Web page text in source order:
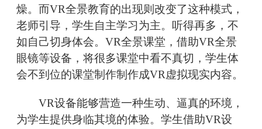
燥。而VR全景教育的出现则改变了这种模式，
老师引导，学生自主学习为主。听得再多，不
如自己切身体会。VR全景课堂，借助VR全景
眼镜等设备，将很多课堂中看不真切，学生体
会不到位的课堂制作制作成VR虚拟现实内容。
VR设备能够营造一种生动、逼真的环境，
为学生提供身临其境的体验。学生借助VR设